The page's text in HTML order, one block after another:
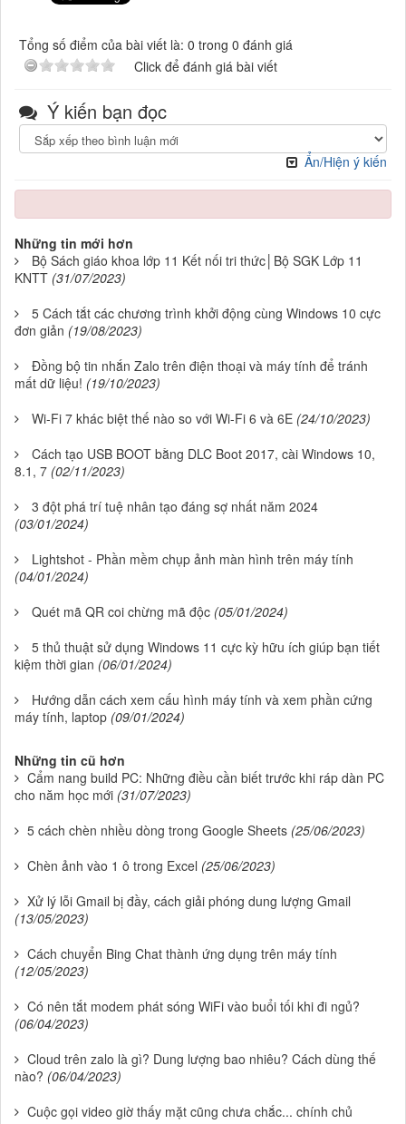
Tổng số điểm của bài viết là: 0 trong 0 đánh giá
Click để đánh giá bài viết
Ý kiến bạn đọc
Ẩn/Hiện ý kiến
Những tin mới hơn
Bộ Sách giáo khoa lớp 11 Kết nối tri thức│Bộ SGK Lớp 11
KNTT (31/07/2023)
5 Cách tắt các chương trình khởi động cùng Windows 10 cực
đơn giản (19/08/2023)
Đồng bộ tin nhắn Zalo trên điện thoại và máy tính để tránh
mất dữ liệu! (19/10/2023)
Wi-Fi 7 khác biệt thế nào so với Wi-Fi 6 và 6E (24/10/2023)
Cách tạo USB BOOT bằng DLC Boot 2017, cài Windows 10,
8.1, 7 (02/11/2023)
3 đột phá trí tuệ nhân tạo đáng sợ nhất năm 2024
(03/01/2024)
Lightshot - Phần mềm chụp ảnh màn hình trên máy tính
(04/01/2024)
Quét mã QR coi chừng mã độc (05/01/2024)
5 thủ thuật sử dụng Windows 11 cực kỳ hữu ích giúp bạn tiết
kiệm thời gian (06/01/2024)
Hướng dẫn cách xem cấu hình máy tính và xem phần cứng
máy tính, laptop (09/01/2024)
Những tin cũ hơn
Cẩm nang build PC: Những điều cần biết trước khi ráp dàn PC
cho năm học mới (31/07/2023)
5 cách chèn nhiều dòng trong Google Sheets (25/06/2023)
Chèn ảnh vào 1 ô trong Excel (25/06/2023)
Xử lý lỗi Gmail bị đầy, cách giải phóng dung lượng Gmail
(13/05/2023)
Cách chuyển Bing Chat thành ứng dụng trên máy tính
(12/05/2023)
Có nên tắt modem phát sóng WiFi vào buổi tối khi đi ngủ?
(06/04/2023)
Cloud trên zalo là gì? Dung lượng bao nhiêu? Cách dùng thế
nào? (06/04/2023)
Cuộc gọi video giờ thấy mặt cũng chưa chắc... chính chủ